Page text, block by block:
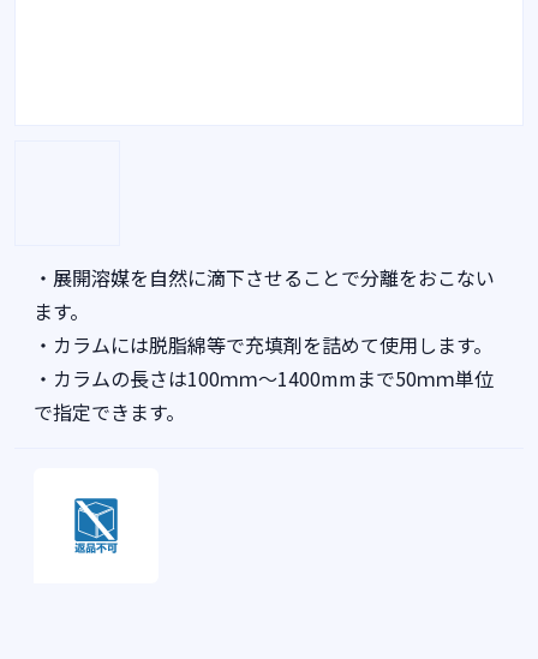
・展開溶媒を自然に滴下させることで分離をおこない
ます。
・カラムには脱脂綿等で充填剤を詰めて使用します。
・カラムの長さは100ｍｍ～1400mmまで50ｍｍ単位
で指定できます。